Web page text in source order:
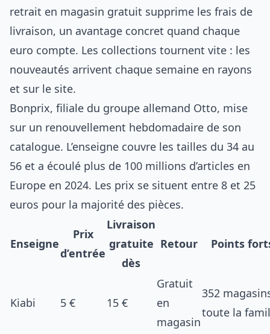
retrait en magasin gratuit supprime les frais de
livraison, un avantage concret quand chaque
euro compte. Les collections tournent vite : les
nouveautés arrivent chaque semaine en rayons
et sur le site.
Bonprix, filiale du groupe allemand Otto, mise
sur un renouvellement hebdomadaire de son
catalogue. L’enseigne couvre les tailles du 34 au
56 et a écoulé plus de 100 millions d’articles en
Europe en 2024. Les prix se situent entre 8 et 25
euros pour la majorité des pièces.
Enseigne
Prix
d’entrée
Livraison
gratuite
dès
Retour Points
Kiabi 5 € 15 €
Gratuit
en
magasin
352
toute la